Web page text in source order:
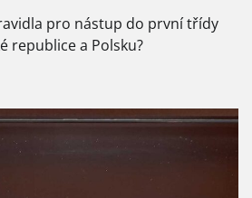
pro nástup do první třídy
republice a Polsku?